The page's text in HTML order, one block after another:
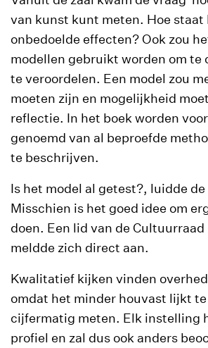
van kunst kunt meten. Hoe staat
onbedoelde effecten? Ook zou
modellen gebruikt worden om te
te veroordelen. Een model zou
moeten zijn en mogelijkheid
reflectie. In het boek worden
genoemd van al beproefde
te beschrijven.
Is het model al getest?, luidde
Misschien is het goed idee om
doen. Een lid van de
meldde zich direct aan.
Kwalitatief kijken vinden
omdat het minder houvast lijkt
cijfermatig meten. Elk instelling
profiel en zal dus ook anders